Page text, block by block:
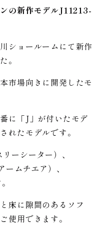
の新作モデルJ11213-
ショールームにて新作
。
市場向きに開発したモ
に「J」が付いたモデ
れたモデルです。
ーシーター）、
ムチエア）、
床に隙間のあるソフ
使用できます。